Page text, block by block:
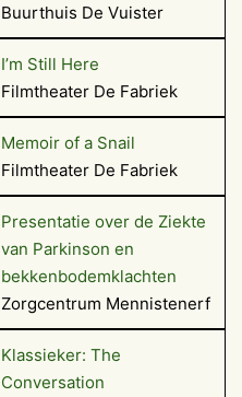
Buurthuis De Vuister
I’m Still Here
Filmtheater De Fabriek
Memoir of a Snail
Filmtheater De Fabriek
Presentatie over de Ziekte
van Parkinson en
bekkenbodemklachten
Zorgcentrum Mennistenerf
Klassieker: The
Conversation